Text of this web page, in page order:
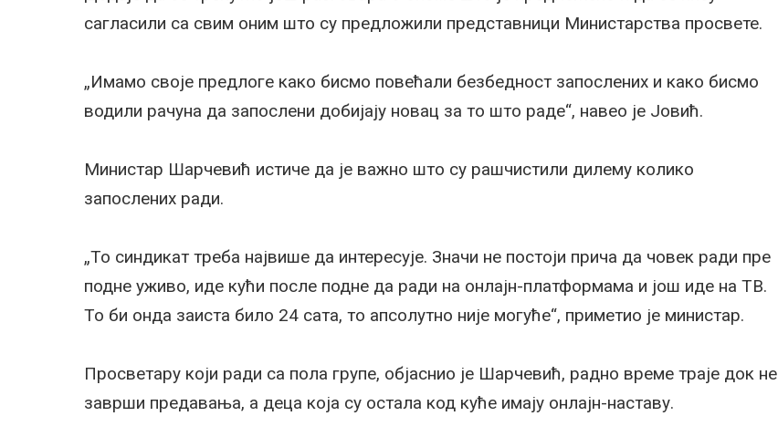
сагласили са свим оним што су предложили представници Министарства просвете.
„Имамо своје предлоге како бисмо повећали безбедност запослених и како бисмо
водили рачуна да запослени добијају новац за то што раде“, навео је Јовић.
Министар Шарчевић истиче да је важно што су рашчистили дилему колико
запослених ради.
„То синдикат треба највише да интересује. Значи не постоји прича да човек ради пре
подне уживо, иде кући после подне да ради на онлајн-платформама и још иде на ТВ.
То би онда заиста било 24 сата, то апсолутно није могуће“, приметио је министар.
Просветару који ради са пола групе, објаснио је Шарчевић, радно време траје док не
заврши предавања, а деца која су остала код куће имају онлајн-наставу.